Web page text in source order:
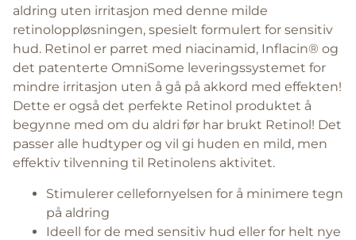
aldring uten irritasjon med denne milde
retinoloppløsningen, spesielt formulert for sensitiv
hud. Retinol er parret med niacinamid, Inflacin® og
det patenterte OmniSome leveringssystemet for
mindre irritasjon uten å gå på akkord med effekten!
Dette er også det perfekte Retinol produktet å
begynne med om du aldri før har brukt Retinol! Det
passer alle hudtyper og vil gi huden en mild, men
effektiv tilvenning til Retinolens aktivitet.
Stimulerer cellefornyelsen for å minimere tegn
på aldring
Ideell for de med sensitiv hud eller for helt nye